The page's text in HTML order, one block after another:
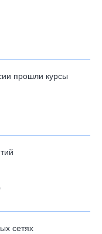
прошли курсы
сетях